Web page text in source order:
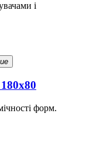
і
форм.